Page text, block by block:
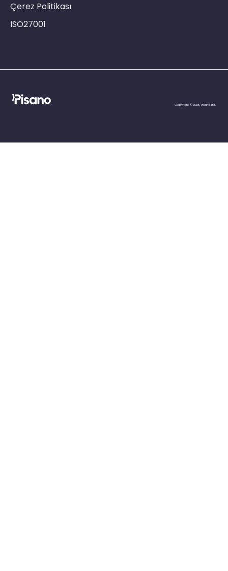
Çerez Politikası
ISO27001
Copyright © 2025, Pisano Ltd.